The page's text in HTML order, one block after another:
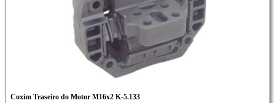
Coxim Traseiro do Motor M16x2 K-5.133